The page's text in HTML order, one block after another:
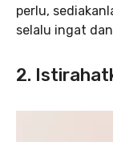
perlu,
selalu ingat
2.